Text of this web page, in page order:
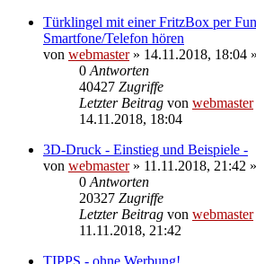
Türklingel mit einer FritzBox per
Smartfone/Telefon hören
von webmaster» 14.11.2018, 18:04
0 Antworten
40427 Zugriffe
Letzter Beitrag von webmaster
14.11.2018, 18:04
3D-Druck - Einstieg und Beispiele -
von webmaster» 11.11.2018, 21:42
0 Antworten
20327 Zugriffe
Letzter Beitrag von webmaster
11.11.2018, 21:42
TIPPS - ohne Werbung!